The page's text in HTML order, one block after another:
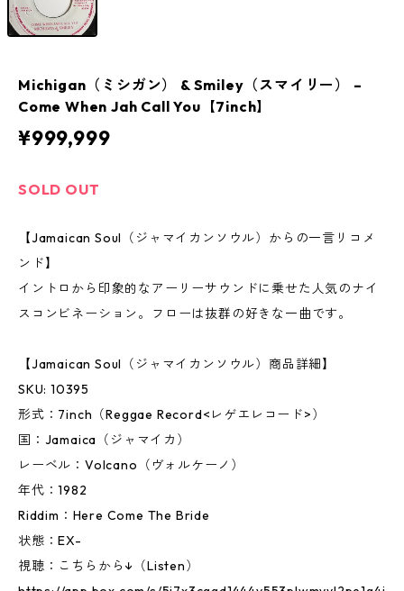
Michigan（ミシガン） & Smiley（スマイリー） ‎–
Come When Jah Call You【7inch】
¥999,999
SOLD OUT
【Jamaican Soul（ジャマイカンソウル）からの一言リコメ
ンド】
イントロから印象的なアーリーサウンドに乗せた人気のナイ
スコンビネーション。フローは抜群の好きな一曲です。
【Jamaican Soul（ジャマイカンソウル）商品詳細】
SKU: 10395
形式：7inch（Reggae Record<レゲエレコード>）
国：Jamaica（ジャマイカ）
レーベル：Volcano（ヴォルケーノ）
年代：1982
Riddim：Here Come The Bride
状態：EX-
視聴：こちらから↓（Listen）